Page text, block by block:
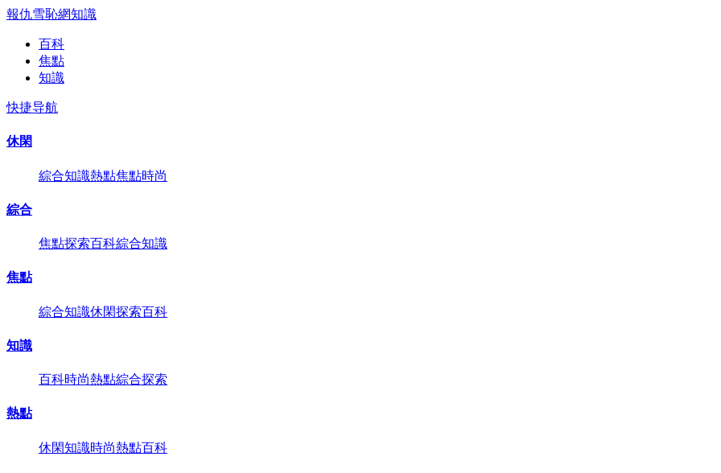
報仇雪恥網知識
百科
焦點
知識
快捷导航
休閑
綜合知識熱點焦點時尚
綜合
焦點探索百科綜合知識
焦點
綜合知識休閑探索百科
知識
百科時尚熱點綜合探索
熱點
休閑知識時尚熱點百科